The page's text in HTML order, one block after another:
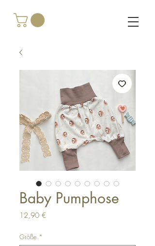
Baby Pumphose
12,90 €Preis
Größe *